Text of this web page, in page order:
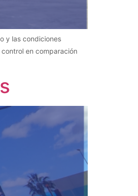
y las condiciones
en comparación